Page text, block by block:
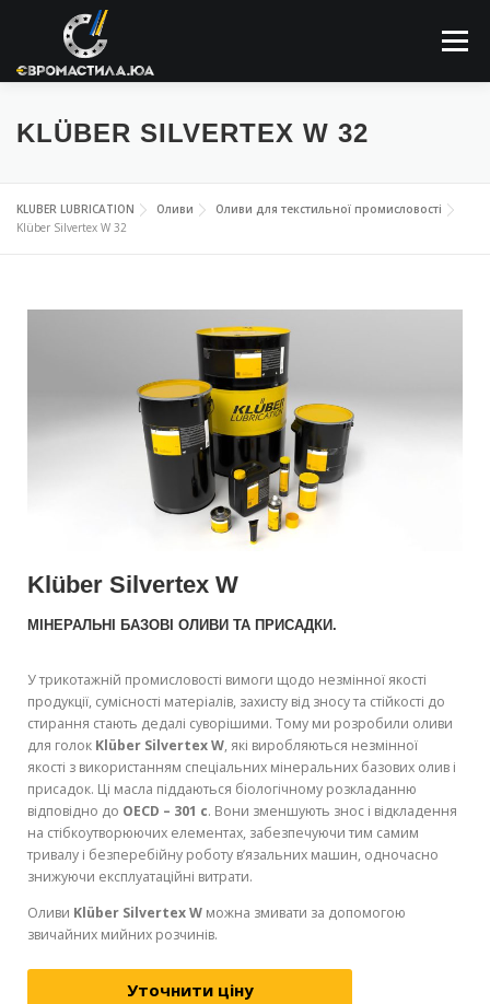
Меню
ПРО КОМПАНІЮ МАСТИЛЬНІ МАТЕРІАЛИ
ЗАСТОСОВУННЯ НОВИНИ КОНТАКТИ
KLÜBER SILVERTEX W 32
KLUBER LUBRICATION Оливи
Оливи для текстильної промисловості
Klüber Silvertex W 32
Klüber Silvertex W
МІНЕРАЛЬНІ БАЗОВІ ОЛИВИ ТА ПРИСАДКИ.
У трикотажній промисловості вимоги щодо незмінної якості
продукції, сумісності матеріалів, захисту від зносу та стійкості до
стирання стають дедалі суворішими. Тому ми розробили оливи
для голок Klüber Silvertex W, які виробляються незмінної
якості з використанням спеціальних мінеральних базових олив і
присадок. Ці масла піддаються біологічному розкладанню
відповідно до OECD – 301 c. Вони зменшують знос і відкладення
на стібкоутворюючих елементах, забезпечуючи тим самим
тривалу і безперебійну роботу в’язальних машин, одночасно
знижуючи експлуатаційні витрати.
Оливи Klüber Silvertex W можна змивати за допомогою
звичайних мийних розчинів.
Уточнити ціну